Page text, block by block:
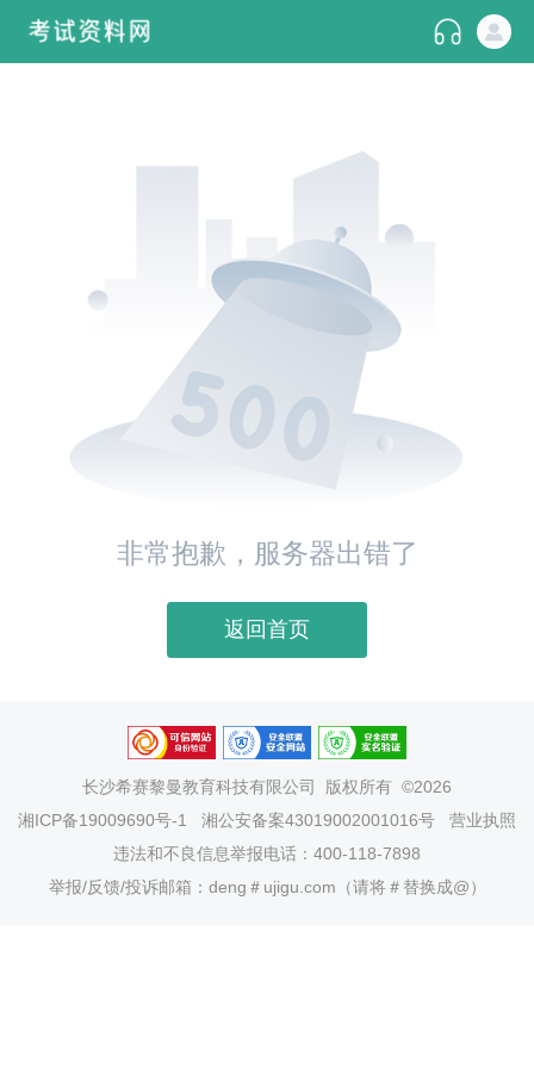
非常抱歉，服务器出错了
返回首页
长沙希赛黎曼教育科技有限公司
版权所有 ©2026
湘ICP备19009690号-1
湘公安备案43019002001016号
营业执照
违法和不良信息举报电话：400-118-7898
举报/反馈/投诉邮箱：deng＃ujigu.com（请将＃替换成@）